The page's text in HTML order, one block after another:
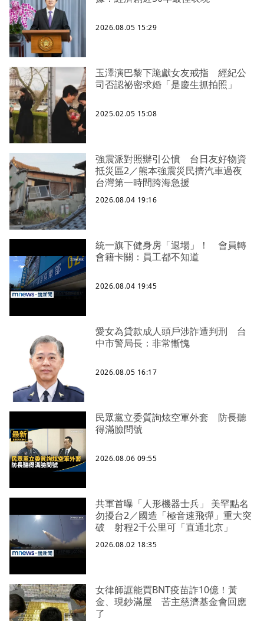
2026.08.05 15:29
玉澤演巴黎下跪獻女友戒指 經紀公
司否認祕密求婚「是慶生抓拍照」
2025.02.05 15:08
強震派對照辦引公憤 台日友好物資
抵災區2／熊本強震災民擠汽車過夜
台灣第一時間跨海急援
2026.08.04 19:16
統一旗下健身房「退場」！ 會員轉
會籍卡關：員工都不知道
2026.08.04 19:45
愛女為貸款成人頭戶涉詐遭判刑 台
中市警局長：非常慚愧
2026.08.05 16:17
民眾黨立委質詢炫空軍外套 防長聽
得滿臉問號
2026.08.06 09:55
共軍首曝「人形機器士兵」 美罕點名
勿擾台2／國造「極音速飛彈」重大突
破 射程2千公里可「直通北京」
2026.08.02 18:35
女律師誆能買BNT疫苗詐10億！黃
金、現鈔滿屋 苦主慈濟基金會回應
了